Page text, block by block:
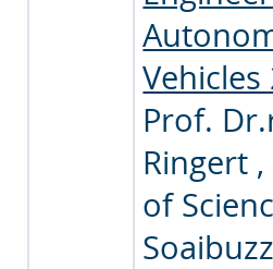
Vehicles
Prof.
Ringert
of